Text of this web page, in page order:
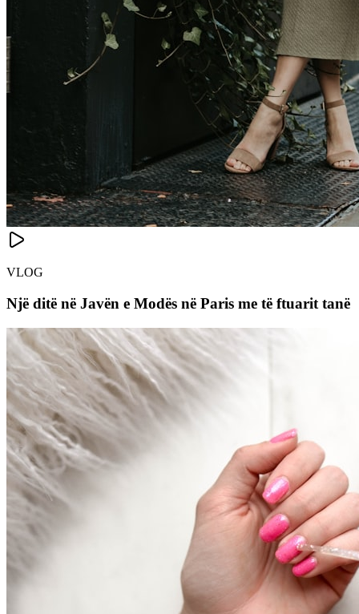
VLOG
Një ditë në Javën e Modës në Paris me të ftuarit tanë